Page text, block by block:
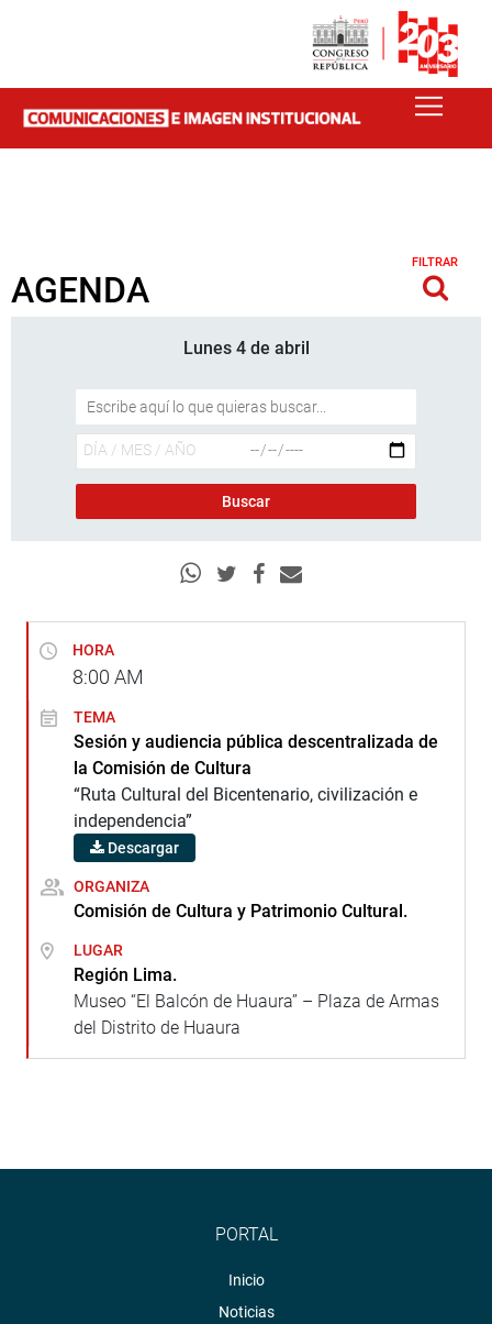
AGENDA
FILTRAR
Lunes 4 de abril
HORA
8:00 AM
TEMA
Sesión y audiencia pública descentralizada de
la Comisión de Cultura
“Ruta Cultural del Bicentenario, civilización e
independencia”
Descargar
ORGANIZA
Comisión de Cultura y Patrimonio Cultural.
LUGAR
Región Lima.
Museo “El Balcón de Huaura” – Plaza de Armas
del Distrito de Huaura
PORTAL
Inicio
Noticias